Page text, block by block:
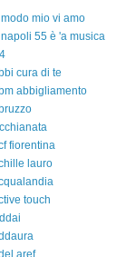
mio vi amo
55 è 'a musica
cura di te
abbigliamento
fiorentina
lauro
touch
aref